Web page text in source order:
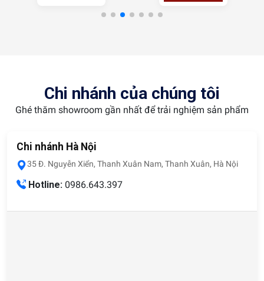
Chi nhánh của chúng tôi
Ghé thăm showroom gần nhất để trải nghiệm sản phẩm
Chi nhánh Hà Nội
35 Đ. Nguyễn Xiển, Thanh Xuân Nam, Thanh Xuân, Hà Nội
Hotline: 0986.643.397